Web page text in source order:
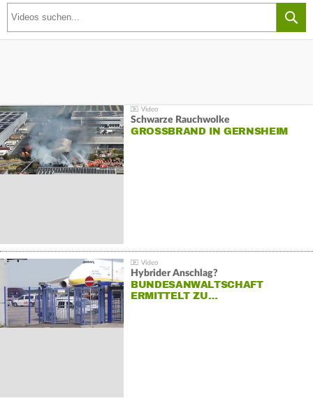
Schwarze Rauchwolke
GROSSBRAND IN GERNSHEIM
Hybrider Anschlag?
BUNDESANWALTSCHAFT
ERMITTELT ZU…